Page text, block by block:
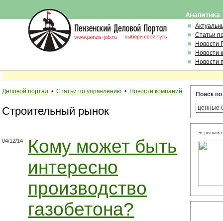
Статьи
Новости
Новости
Новости
Деловой портал • Статьи по управлению • Новости компаний
Строительный рынок
04/12/14
Кому может быть
интересно
производство
газобетона?
Поиск